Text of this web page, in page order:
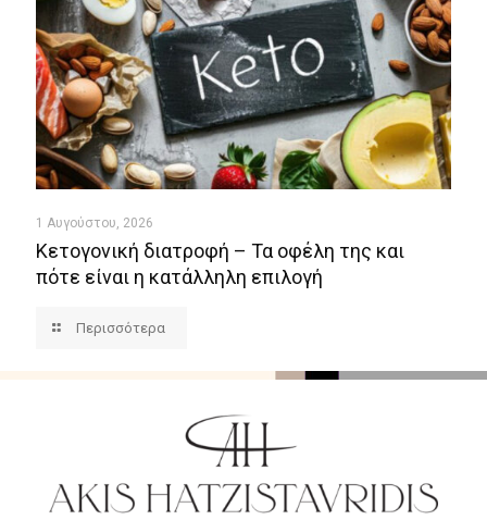
1 Αυγούστου, 2026
Κετογονική διατροφή – Τα οφέλη της και
πότε είναι η κατάλληλη επιλογή
Περισσότερα